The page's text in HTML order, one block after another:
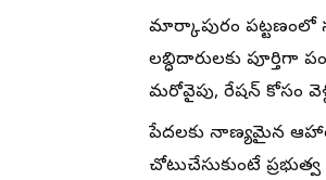
మార్కాపురం పట్టణంలో
లబ్ధిదారులకు పూర్తిగా
మరోవైపు, రేషన్ కోసం
పేదలకు నాణ్యమైన ఆహార
చోటుచేసుకుంటే